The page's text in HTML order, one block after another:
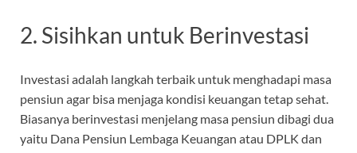
2. Sisihkan untuk Berinvestasi
Investasi adalah langkah terbaik untuk menghadapi masa
pensiun agar bisa menjaga kondisi keuangan tetap sehat.
Biasanya berinvestasi menjelang masa pensiun dibagi dua
yaitu Dana Pensiun Lembaga Keuangan atau DPLK dan